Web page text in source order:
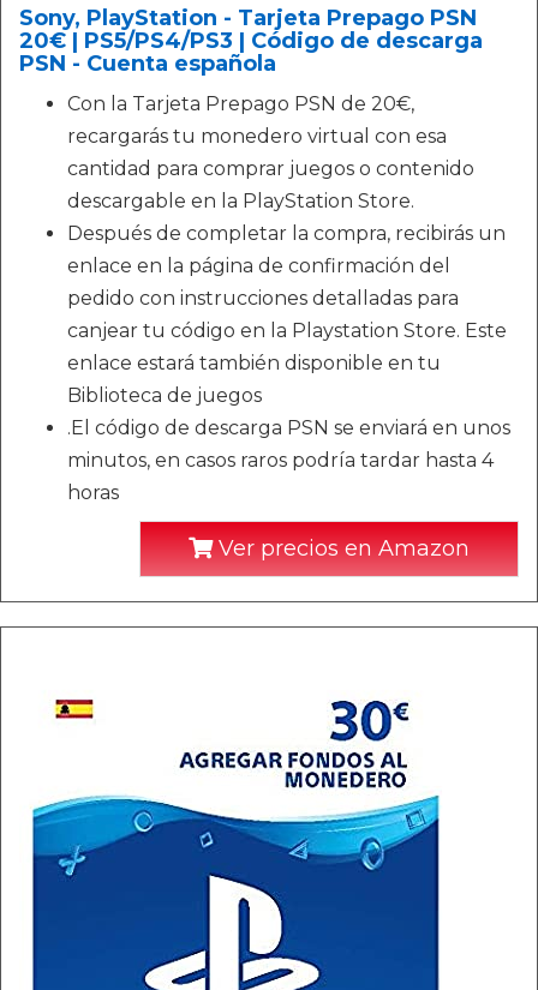
Sony, PlayStation - Tarjeta Prepago PSN
20€ | PS5/PS4/PS3 | Código de descarga
PSN - Cuenta española
Con la Tarjeta Prepago PSN de 20€,
recargarás tu monedero virtual con esa
cantidad para comprar juegos o contenido
descargable en la PlayStation Store.
Después de completar la compra, recibirás un
enlace en la página de confirmación del
pedido con instrucciones detalladas para
canjear tu código en la Playstation Store. Este
enlace estará también disponible en tu
Biblioteca de juegos
.El código de descarga PSN se enviará en unos
minutos, en casos raros podría tardar hasta 4
horas
Ver precios en Amazon